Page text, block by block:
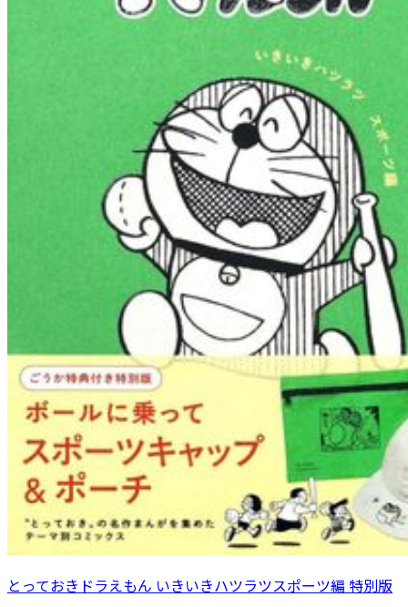
とっておきドラえもん いきいきハツラツスポーツ編 特別版